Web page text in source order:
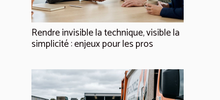
Rendre invisible la technique, visible la
simplicité : enjeux pour les pros